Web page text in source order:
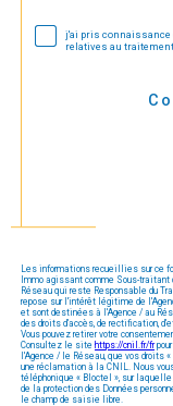
j'ai pris connaissance
relatives au
Les informations recueillies sur ce
Immo agissant comme Sous-
Réseau qui reste Responsable du
repose sur l'intérêt légitime de
et sont destinées à l'Agence / au
des droits d’accès, de rectification,
Vous pouvez retirer votre
Consultez le site https://cnil.fr/fr
l'Agence / le Réseau, que vos droits
une réclamation à la CNIL. Nous
téléphonique « Bloctel », sur
de la protection des Données
le champ de saisie libre.